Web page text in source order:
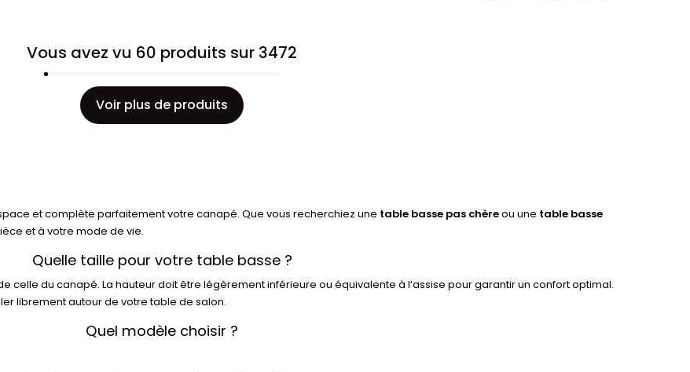
Vous avez vu 60 produits sur 3472
Voir plus de produits
et complète parfaitement votre canapé. Que vous recherchiez une table basse pas chèreou une table basse
et à votre mode de vie.
Quelle taille pour votre table basse ?
celle du canapé. La hauteur doit être légèrement inférieure ou équivalente à l’assise pour garantir un confort optimal.
librement autour de votre table de salon.
Quel modèle choisir ?